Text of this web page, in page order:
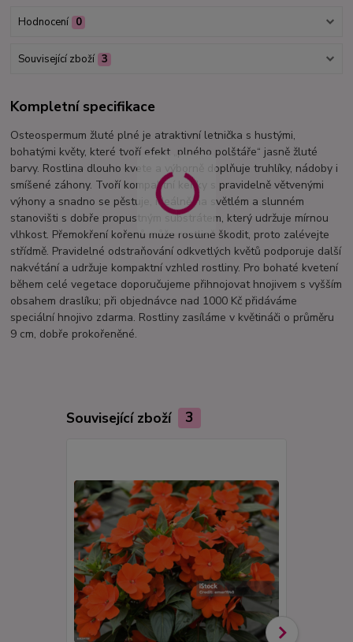
Hodnocení 0
Související zboží 3
Kompletní specifikace
Osteospermum žluté plné je atraktivní letnička s hustými,
bohatými květy, které tvoří efekt „plného polštáře“ jasně žluté
barvy. Rostlina dlouho kvete a výborně doplňuje truhlíky, nádoby i
smíšené záhony. Tvoří kompaktní keříky s pravidelně větvenými
výhony a snadno se pěstuje, ideálně na světlém a slunném
stanovišti s dobře propustným substrátem, který udržuje mírnou
vlhkost. Přemokření kořenů může rostlině škodit, proto zalévejte
střídmě. Pravidelné odstraňování odkvetlých květů podporuje další
nakvétání a udržuje kompaktní vzhled rostliny. Pro bohaté kvetení
během celé vegetace doporučujeme přihnojovat hnojivem s vyšším
obsahem draslíku; při objednávce nad 1000 Kč přidáváme
speciální hnojivo zdarma. Rostliny zasíláme v květináči o průměru
9 cm, dobře prokořeněné.
Související zboží 3